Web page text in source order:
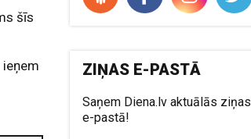
šīs
ZIŅAS E-PASTĀ
Saņem Diena.lv aktuālās ziņas
e-pastā!